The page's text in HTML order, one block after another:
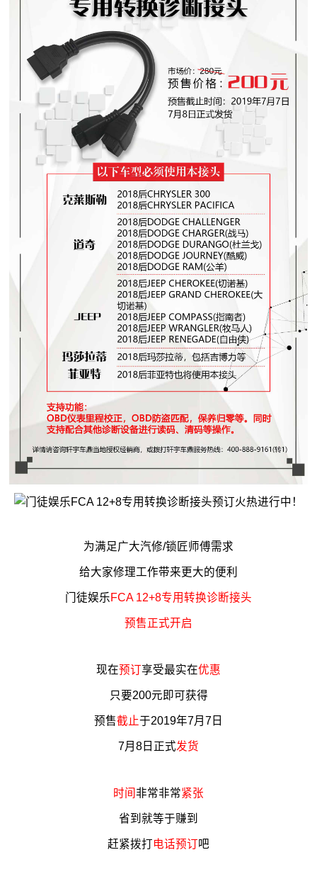
为满足广大汽修/锁匠师傅需求
给大家修理工作带来更大的便利
门徒娱乐FCA 12+8专用转换诊断接头
预售正式开启
现在预订享受最实在优惠
只要200元即可获得
预售截止于2019年7月7日
7月8日正式发货
时间非常非常紧张
省到就等于赚到
赶紧拨打电话预订吧